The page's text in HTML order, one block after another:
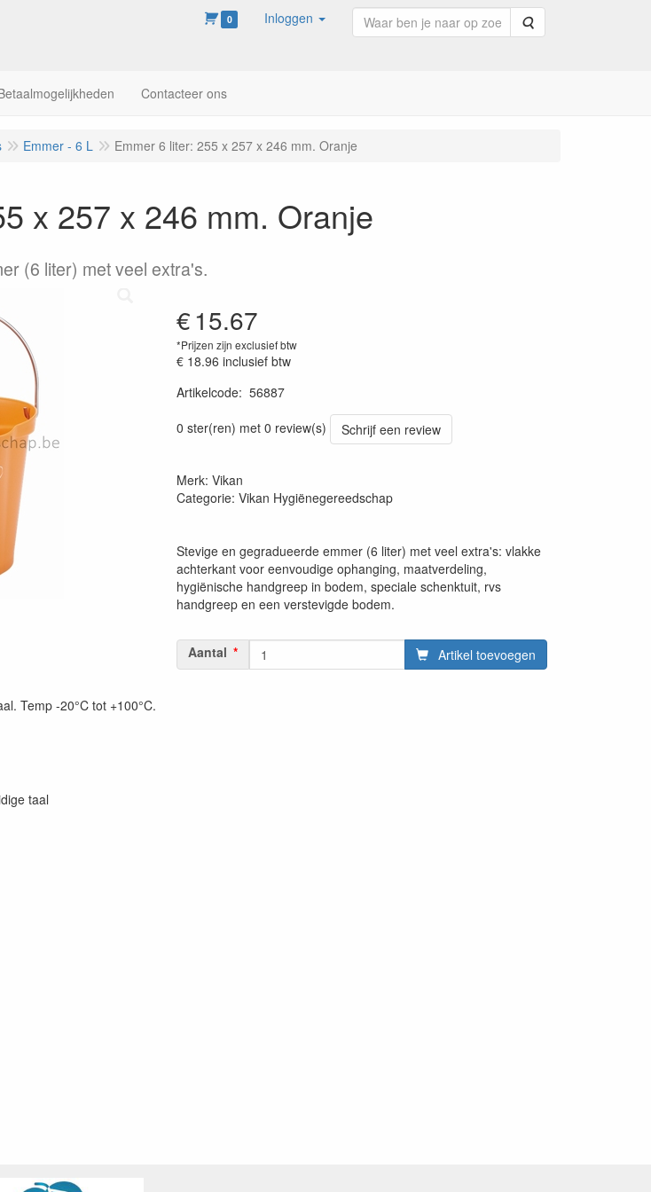
0 Inloggen Zoeken
Contacteer ons
Emmer - 6 L Emmer 6 liter: 255 x 257 x 246 mm. Oranje
x 257 x 246 mm. Oranje
(6 liter) met veel extra's.
€15.67
*Prijzen zijn exclusief btw
€ 18.96 inclusief btw
Artikelcode: 56887
0 ster(ren) met 0 review(s)
Schrijf een review
Merk: Vikan
Categorie: Vikan Hygiënegereedschap
Stevige en gegradueerde emmer (6 liter) met veel extra's: vlakke
achterkant voor eenvoudige ophanging, maatverdeling,
hygiënische handgreep in bodem, speciale schenktuit, rvs
handgreep en een verstevigde bodem.
Aantal Artikel toevoegen
Temp -20°C tot +100°C.
taal